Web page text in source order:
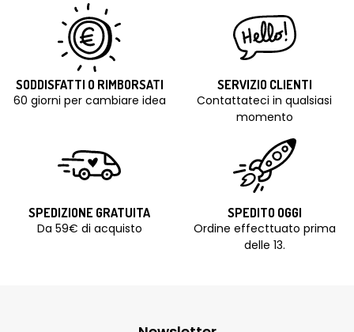
SODDISFATTI O RIMBORSATI
60 giorni per cambiare idea
SERVIZIO CLIENTI
Contattateci in qualsiasi
momento
SPEDIZIONE GRATUITA
Da 59€ di acquisto
SPEDITO OGGI
Ordine effecttuato prima
delle 13.